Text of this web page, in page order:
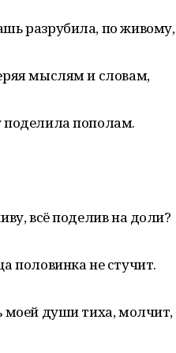
разрубила, по живому,
мыслям и словам,
пополам.
всё поделив на доли?
половинка не стучит.
моей души тиха, молчит,